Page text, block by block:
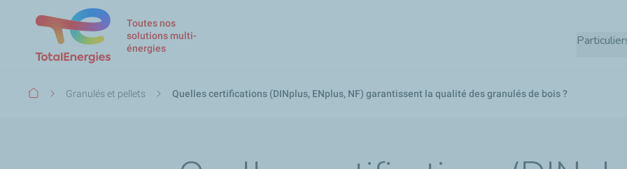
Toutes nos
solutions multi-
énergies
Fil
Granulés et pellets Quelles certifications (DINplus, ENplus, NF) garantissent la qualité des granulés de bois ?